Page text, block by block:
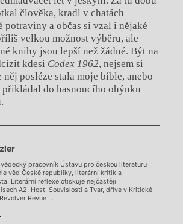
člověka, kradl v chatách
potraviny a občas si vzal i nějaké
velkou možnost výběru, ale
knihy jsou lepší než žádné. Být na
kdesi Codex 1962, nejsem si
něj posléze stala moje bible, anebo
do hasnoucího ohýnku
Chviličku.
pracovník Ústavu pro českou literaturu
věd České republiky, literární kritik a
Literární reflexe otiskuje nejčastěji
A2, Host, Souvislosti a Tvar, dříve v Kritické
Revue ...